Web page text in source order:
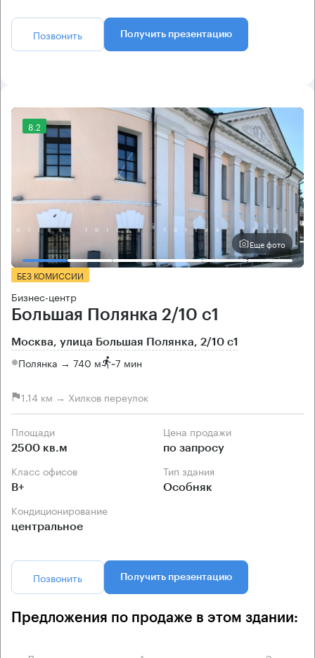
Позвонить Получить презентацию
8.2
Еще фото
БЕЗ КОМИССИИ
Бизнес-центр
Большая Полянка 2/10 с1
Москва, улица Большая Полянка, 2/10 с1
Полянка → 740 м ~7 мин
1.14 км → Хилков переулок
Площади
2500 кв.м
Цена продажи
по запросу
Класс офисов
B+
Тип здания
Особняк
Кондиционирование
центральное
Позвонить Получить презентацию
Предложения по продаже в этом здании: